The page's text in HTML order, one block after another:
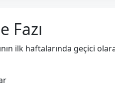
Fazı
ilk haftalarında geçici